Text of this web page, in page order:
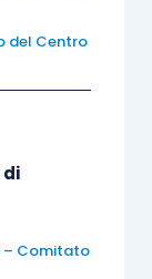
essere
indicare
del Centro
– Comitato